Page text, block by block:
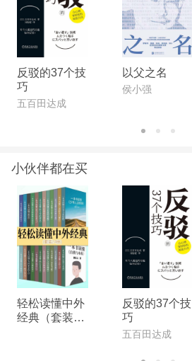
反驳的37个技
巧
五百田达成
以父之名
侯小强
小伙伴都在买
轻松读懂中外
经典（套装24
反驳的37个技
巧
五百田达成